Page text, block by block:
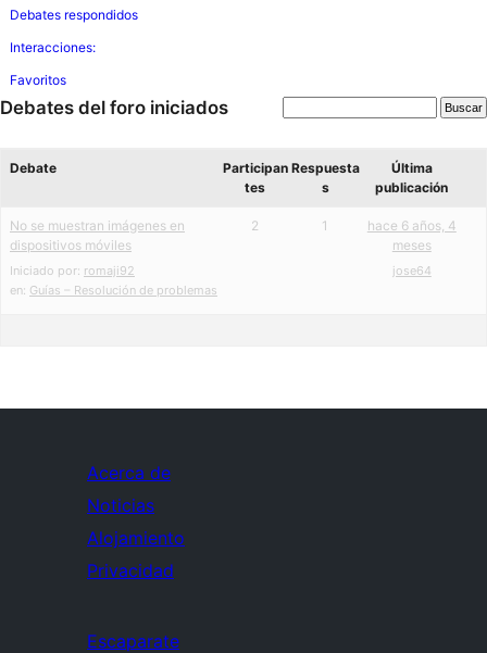
Debates respondidos
Interacciones:
Favoritos
Debates del foro iniciados
Debate
Participan
tes
Respuesta
s
Última
publicación
No se muestran imágenes en
dispositivos móviles
Iniciado por: romaji92
en: Guías – Resolución de problemas
2 1
hace 6 años, 4
meses
jose64
Acerca de
Noticias
Alojamiento
Privacidad
Escaparate